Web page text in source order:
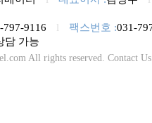
797-9116 l 팩스번호 :031-
담 가능
All rights reserved. Contact